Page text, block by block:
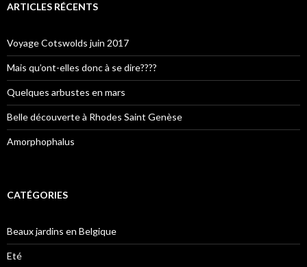
ARTICLES RÉCENTS
Voyage Cotswolds juin 2017
Mais qu’ont-elles donc à se dire????
Quelques arbustes en mars
Belle découverte à Rhodes Saint Genèse
Amorphophalus
CATÉGORIES
Beaux jardins en Belgique
Eté